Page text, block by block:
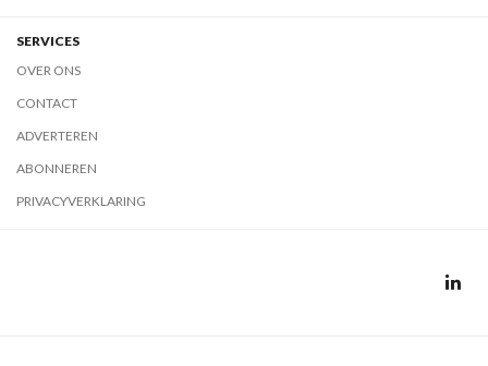
SERVICES
OVER ONS
CONTACT
ADVERTEREN
ABONNEREN
PRIVACYVERKLARING